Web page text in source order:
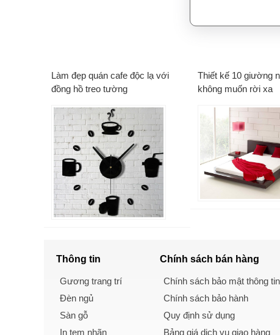
Làm đẹp quán cafe độc lạ với
đồng hồ treo tường
Thiết kế 10 giường
không muốn rời xa
Thông tin
Gương trang trí
Đèn ngủ
Sàn gỗ
In tem nhãn
Chính sách bán hàng
Chính sách bảo mật thông tin
Chính sách bảo hành
Quy định sử dụng
Bảng giá dịch vụ giao hàng